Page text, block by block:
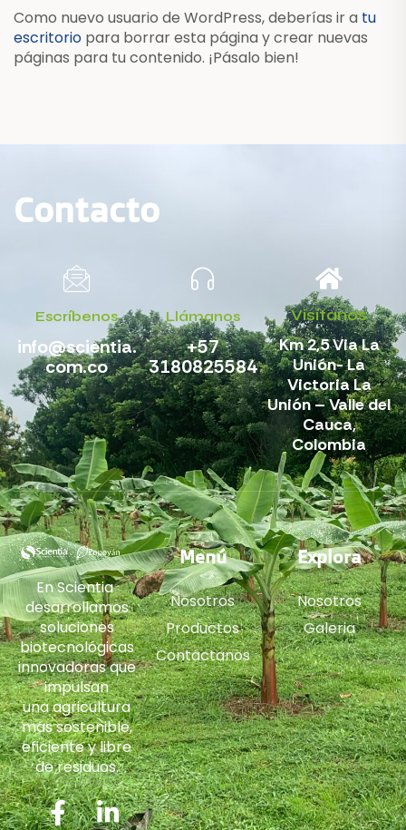
Como nuevo usuario de WordPress, deberías ir a tu
escritorio para borrar esta página y crear nuevas
páginas para tu contenido. ¡Pásalo bien!
Contacto
Escríbenos
info@scientia.
com.co
Llámanos
+57
3180825584
Visítanos
Km 2,5 Via La
Unión- La
Victoria La
Unión – Valle del
Cauca,
Colombia
Menú
Nosotros
Productos
Contáctanos
Explora
Nosotros
Galeria
En Scientia
desarrollamos
soluciones
biotecnológicas
innovadoras que
impulsan
una agricultura
más sostenible,
eficiente y libre
de residuos.